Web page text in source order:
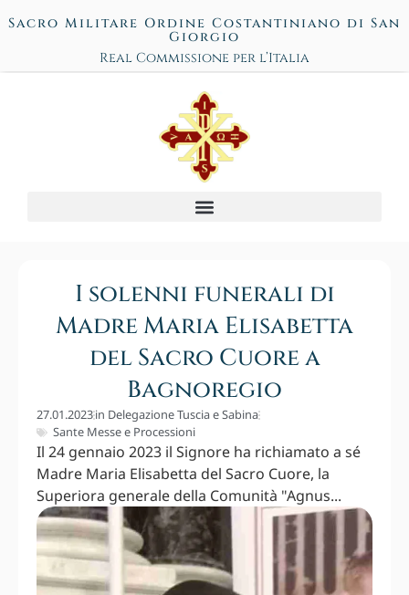
Sacro Militare Ordine Costantiniano di San
Giorgio
Real Commissione per l’Italia
I solenni funerali di
Madre Maria Elisabetta
del Sacro Cuore a
Bagnoregio
27.01.2023in Delegazione Tuscia e Sabina
Sante Messe e Processioni
Il 24 gennaio 2023 il Signore ha richiamato a sé
Madre Maria Elisabetta del Sacro Cuore, la
Superiora generale della Comunità "Agnus...